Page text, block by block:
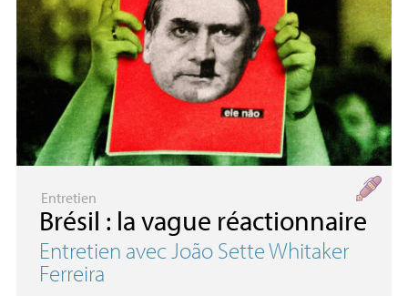
Entretien
Brésil : la vague réactionnaire
Entretien avec João Sette Whitaker
Ferreira